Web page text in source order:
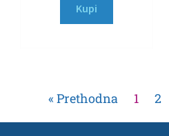
Kupi
« Prethodna 1 2